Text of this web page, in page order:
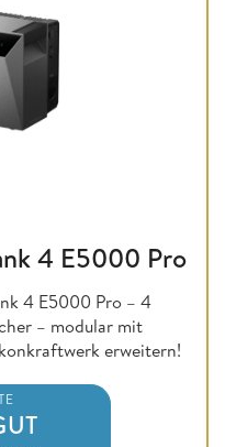
4 E5000 Pro
4 E5000 Pro – 4
– modular mit
erweitern!